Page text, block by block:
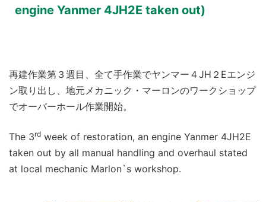
engine Yanmer 4JH2E taken out)
再建作業第３週目、全て手作業でヤンマー４JH２Eエンジ
ン取り出し、地元メカニック・マーロンのワークショップ
でオーバーホール作業開始。
The 3rd week of restoration, an engine Yanmer 4JH2E
taken out by all manual handling and overhaul stated
at local mechanic Marlon`s workshop.